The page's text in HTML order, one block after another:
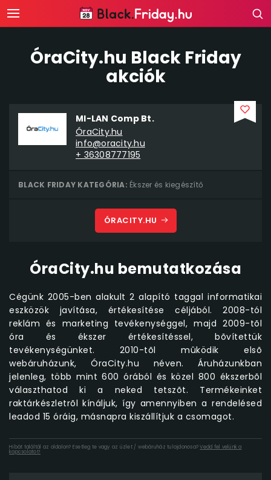
ÓraCity.hu Black Friday
akciók
MI-LAN Comp Bt.
ÓraCity.hu
info@oracity.hu
+ 36308777195
BLACK FRIDAY KATEGÓRIA: Ékszer és kiegészítő
ÓRACITY.HU
ÓraCity.hu bemutatkozása
Cégünk 2005-ben alakult 2 alapító taggal informatikai
eszközök javítása, értékesítése céljából. 2008-tól
reklám és marketing tevékenységgel, majd 2009-tõl
óra és ékszer értékesítéssel, bõvítettük
tevékenységünket. 2010-tõl mûködik elsõ
webáruházunk, ÓraCity.hu néven. Áruházunkban
jelenleg, több mint 600 órából és közel 800 ékszerbõl
választhatod ki a neked tetszõt. Termékeinket
raktárkészletrõl kínáljuk, így amennyiben a rendelésed
leadod 15 óráig, másnapra kiszállítjuk a csomagot.
Hibát találtál az oldalon? Esetleg te vagy az üzlet / webáruház tulajdonosa?Vedd fel velünk a
kapcsolatot!